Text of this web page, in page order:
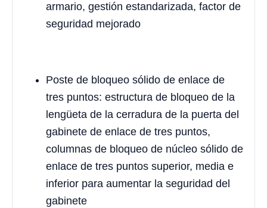
armario, gestión estandarizada, factor de
seguridad mejorado
Poste de bloqueo sólido de enlace de
tres puntos: estructura de bloqueo de la
lengüeta de la cerradura de la puerta del
gabinete de enlace de tres puntos,
columnas de bloqueo de núcleo sólido de
enlace de tres puntos superior, media e
inferior para aumentar la seguridad del
gabinete